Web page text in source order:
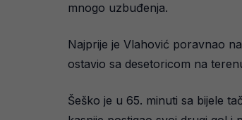
mnogo uzbuđenja.
Najprije je Vlahović poravnao
ostavio sa desetoricom na
Šeško je u 65. minuti sa bijele